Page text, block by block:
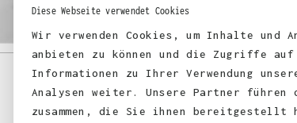
Diese Webseite verwendet Cookies
Wir verwenden Cookies, um Inhalte und
anbieten zu können und die Zugriffe auf
Informationen zu Ihrer Verwendung
Analysen weiter. Unsere Partner führen
zusammen, die Sie ihnen bereitgestellt